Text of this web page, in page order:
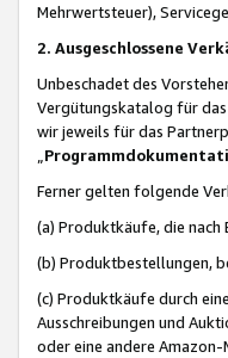
Mehrwertsteuer),
2. Ausgeschlossene
Unbeschadet des
Vergütungskatalog für
wir jeweils für das
Ferner gelten folgende
(a) Produktkäufe, die nach
(b) Produktbestellungen,
(c) Produktkäufe durch
Ausschreibungen und
oder eine andere